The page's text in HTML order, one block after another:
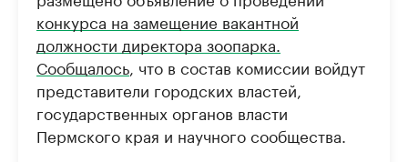
конкурса на замещение вакантной
должности директора зоопарка.
Сообщалось , что в состав комиссии войдут
представители городских властей,
государственных органов власти
Пермского края и научного сообщества.